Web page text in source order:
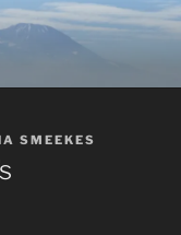
SMEEKES